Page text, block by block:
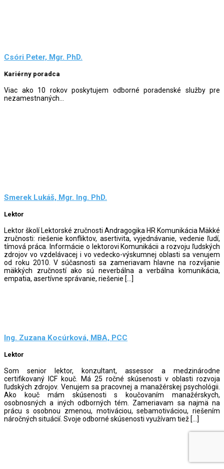
Csóri Peter, Mgr. PhD.
Kariérny poradca
Viac ako 10 rokov poskytujem odborné poradenské služby pre
nezamestnaných...
Smerek Lukáš, Mgr. Ing. PhD.
Lektor
Lektor školí Lektorské zručnosti Andragogika HR Komunikácia Mäkké
zručnosti: riešenie konfliktov, asertivita, vyjednávanie, vedenie ľudí,
tímová práca. Informácie o lektorovi Komunikácii a rozvoju ľudských
zdrojov vo vzdelávacej i vo vedecko-výskumnej oblasti sa venujem
od roku 2010. V súčasnosti sa zameriavam hlavne na rozvíjanie
mäkkých zručností ako sú neverbálna a verbálna komunikácia,
empatia, asertívne správanie, riešenie […]
Ing. Zuzana Kocúrková, MBA, PCC
Lektor
Som senior lektor, konzultant, assessor a medzinárodne
certifikovaný ICF kouč. Má 25 ročné skúsenosti v oblasti rozvoja
ľudských zdrojov. Venujem sa pracovnej a manažérskej psychológii.
Ako kouč mám skúsenosti s koučovaním manažérskych,
osobnosných a in‎‎‎ých odborných tém. Zameriavam sa najmä na
prácu s osobnou zmenou, motiváciou, sebamotiváciou, riešením
náročných situácií. Svoje odborné skúsenosti využívam tiež […]